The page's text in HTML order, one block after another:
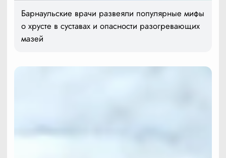
Барнаульские врачи развеяли популярные мифы
о хрусте в суставах и опасности разогревающих
мазей